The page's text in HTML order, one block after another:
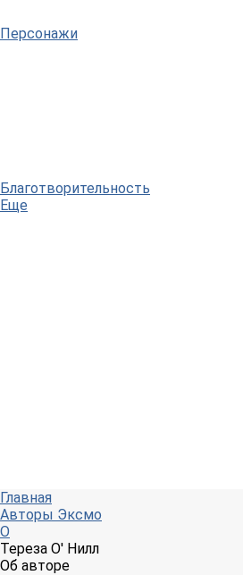
Персонажи
Благотворительность
Еще
Главная
Авторы Эксмо
О
Тереза О' Нилл
Об авторе